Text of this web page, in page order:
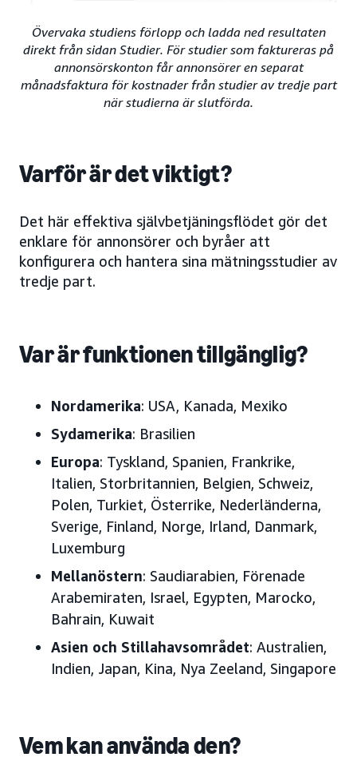
Övervaka studiens förlopp och ladda ned resultaten
direkt från sidan Studier. För studier som faktureras på
annonsörskonton får annonsörer en separat
månadsfaktura för kostnader från studier av tredje part
när studierna är slutförda.
Varför är det viktigt?
Det här effektiva självbetjäningsflödet gör det
enklare för annonsörer och byråer att
konfigurera och hantera sina mätningsstudier av
tredje part.
Var är funktionen tillgänglig?
Nordamerika: USA, Kanada, Mexiko
Sydamerika: Brasilien
Europa: Tyskland, Spanien, Frankrike,
Italien, Storbritannien, Belgien, Schweiz,
Polen, Turkiet, Österrike, Nederländerna,
Sverige, Finland, Norge, Irland, Danmark,
Luxemburg
Mellanöstern: Saudiarabien, Förenade
Arabemiraten, Israel, Egypten, Marocko,
Bahrain, Kuwait
Asien och Stillahavsområdet: Australien,
Indien, Japan, Kina, Nya Zeeland, Singapore
Vem kan använda den?